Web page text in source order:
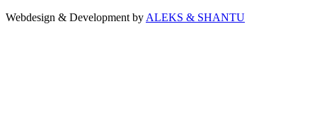
Webdesign & Development by ALEKS & SHANTU